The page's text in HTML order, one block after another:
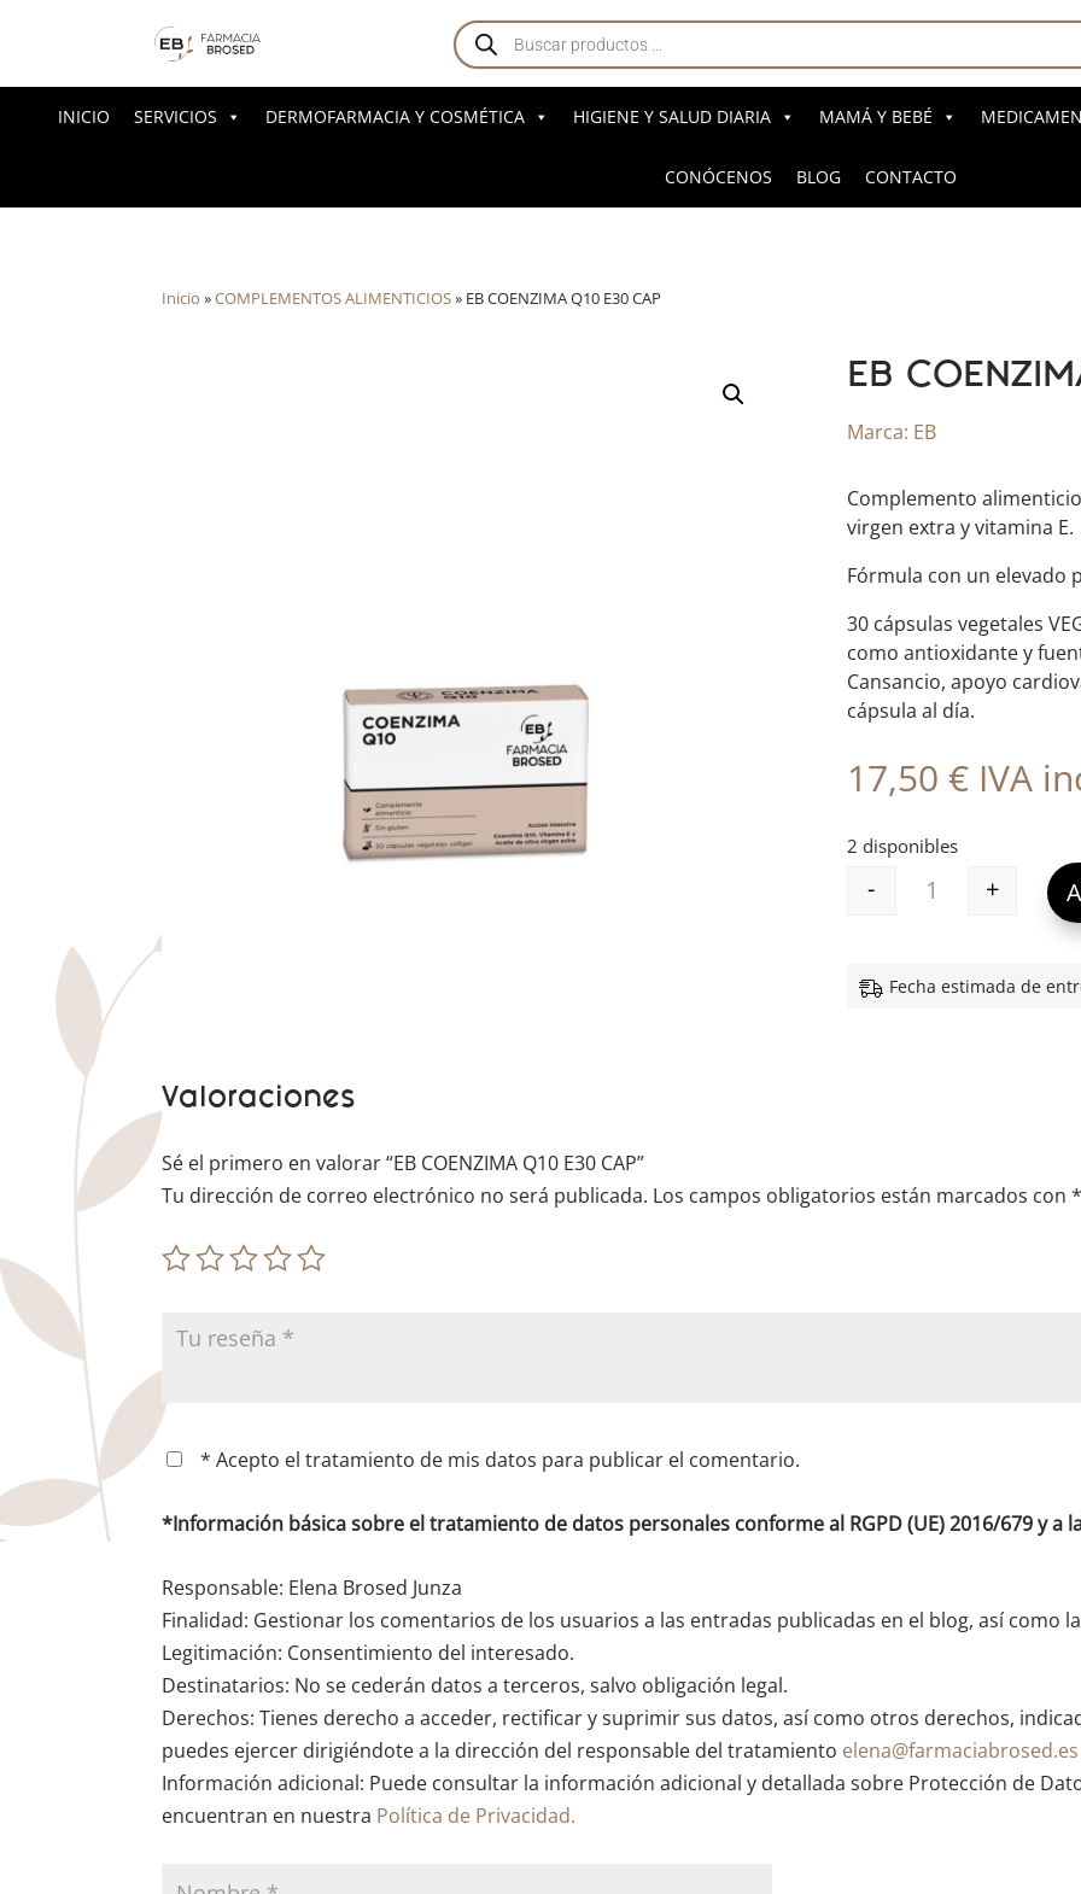
Búsqueda
de
productos
INICIO SERVICIOS DERMOFARMACIA Y COSMÉTICA HIGIENE Y SALUD DIARIA MAMÁ Y BEBÉ
CONÓCENOS BLOG CONTACTO
Inicio »COMPLEMENTOS ALIMENTICIOS» EB COENZIMA Q10 E30 CAP
EB
Marca: EB
​Complemento
virgen extra y vitamina E.
Fórmula con un elevado
30 cápsulas vegetales
como antioxidante y
Cansancio, apoyo
cápsula al día.
17,50 € IVA
2 disponibles
EB COENZIMA
- +
Fecha estimada de
Valoraciones
Sé el primero en valorar “EB COENZIMA Q10 E30 CAP”
Tu dirección de correo electrónico no será publicada. Los campos obligatorios están marcados con*
* Acepto el tratamiento de mis datos para publicar el comentario.
*Información básica sobre el tratamiento de datos personales conforme al RGPD (UE) 2016/679 y a
Responsable: Elena Brosed Junza
Finalidad: Gestionar los comentarios de los usuarios a las entradas publicadas en el blog, así como
Legitimación: Consentimiento del interesado.
Destinatarios: No se cederán datos a terceros, salvo obligación legal.
Derechos: Tienes derecho a acceder, rectificar y suprimir sus datos, así como otros derechos,
puedes ejercer dirigiéndote a la dirección del responsable del tratamiento elena@farmaciabrosed.es
Información adicional: Puede consultar la información adicional y detallada sobre Protección de
encuentran en nuestra Política de Privacidad.